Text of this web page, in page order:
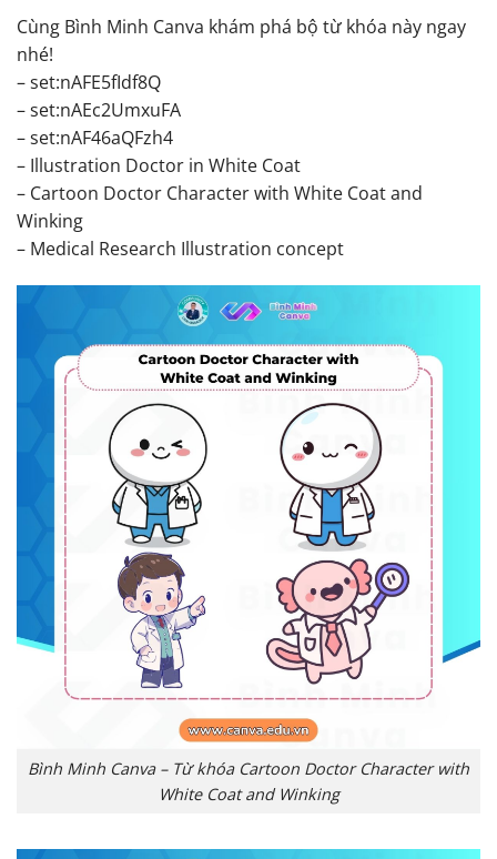
Cùng Bình Minh Canva khám phá bộ từ khóa này ngay
nhé!
– set:nAFE5fIdf8Q
– set:nAEc2UmxuFA
– set:nAF46aQFzh4
– Illustration Doctor in White Coat
– Cartoon Doctor Character with White Coat and
Winking
– Medical Research Illustration concept
Bình Minh Canva – Từ khóa Cartoon Doctor Character with
White Coat and Winking